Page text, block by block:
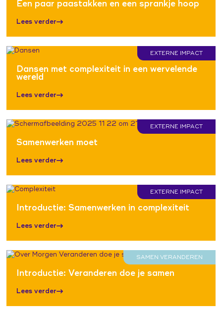
Een paar paastakken en een sprankje hoop
Lees verder
EXTERNE IMPACT
Dansen met complexiteit in een wervelende
wereld
Lees verder
EXTERNE IMPACT
Samenwerken moet
Lees verder
EXTERNE IMPACT
Introductie: Samenwerken in complexiteit
Lees verder
SAMEN VERANDEREN
Introductie: Veranderen doe je samen
Lees verder